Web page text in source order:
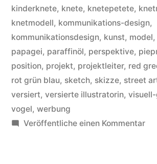
kinderknete, knete, knetepetete,
knetmodell, kommunikations-design,
kommunikationsdesign, kunst, model,
papagei, paraffinöl, perspektive,
position, projekt, projektleiter, red
rot grün blau, sketch, skizze, street
versiert, versierte illustratorin,
vogel, werbung
Veröffentliche einen Kommentarzu